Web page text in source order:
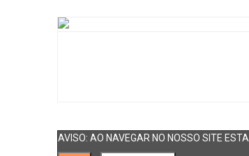
AVISO: AO NAVEGAR NO NOSSO SITE